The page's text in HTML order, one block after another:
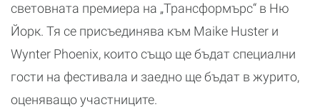
световната премиера на „Трансформърс“ в Ню
Йорк. Тя се присъединява към Maike Huster и
Wynter Phoenix, които също ще бъдат специални
гости на фестивала и заедно ще бъдат в журито,
оценяващо участниците.